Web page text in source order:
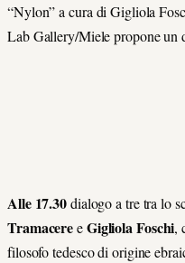
“Nylon” a cura di Gigliola
Lab Gallery/Miele propone un
Alle 17.30dialogo a tre tra lo
TramacereeGigliola Foschi,
filosofo tedesco di origine